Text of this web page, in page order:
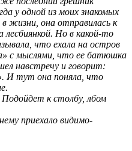
у одной из моих знакомых
жизни, она отправилась к
Но в какой-то
что ехала на остров
с мыслями, что ее батюшка
навстречу и говорит:
И тут она поняла, что
к столбу, лбом
приехало видимо-